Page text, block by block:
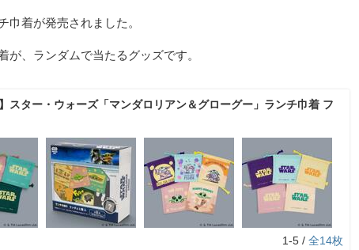
巾着が発売されました。
が、ランダムで当たるグッズです。
】スター・ウォーズ「マンダロリアン＆グローグー」ランチ巾着 フ
1-5 / 全14枚